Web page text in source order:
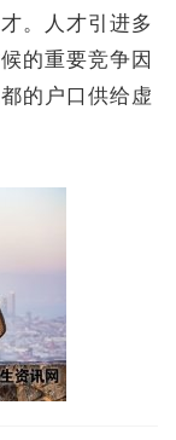
。人才引进多
的重要竞争因
的户口供给虚